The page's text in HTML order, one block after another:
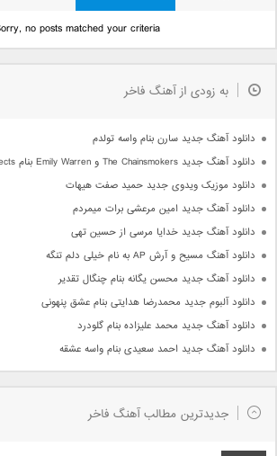
no posts matched your criteria.
به زودی از آهنگ فاخر
دانلود آهنگ جدید سارن بنام واسه تولدم
دانلود آهنگ جدید The Chainsmokers و Emily Warren بنام Side Effects
دانلود موزیک ویدوی جدید حمید صفت هیهات
دانلود آهنگ جدید امین مرعشی برات میمردم
دانلود آهنگ جدید خدایا مرسی از حسین تهی
دانلود آهنگ مسیح و آرش AP به نام خیلی دلم تنگه
دانلود آهنگ جدید محسن یگانه بنام چنگال تقدیر
دانلود آلبوم جدید محمدرضا هدایتی بنام عشق پنهونی
دانلود آهنگ جدید محمد علیزاده بنام گلودرد
دانلود آهنگ جدید احمد سعیدی بنام واسه عشقه
جدیدترین مطالب آهنگ فاخر